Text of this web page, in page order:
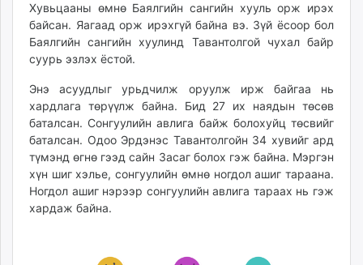
Хувьцааны өмнө Баялгийн сангийн хууль орж ирэх
байсан. Яагаад орж ирэхгүй байна вэ. Зүй ёсоор бол
Баялгийн сангийн хуулинд Тавантолгой чухал байр
суурь эзлэх ёстой.
Энэ асуудлыг урьдчилж оруулж ирж байгаа нь
хардлага төрүүлж байна. Бид 27 их наядын төсөв
баталсан. Сонгуулийн авлига байж болохуйц төсвийг
баталсан. Одоо Эрдэнэс Тавантолгойн 34 хувийг ард
түмэнд өгнө гээд сайн Засаг болох гэж байна. Мэргэн
хүн шиг хэлье, сонгуулийн өмнө ногдол ашиг тараана.
Ногдол ашиг нэрээр сонгуулийн авлига тараах нь гэж
хардаж байна.